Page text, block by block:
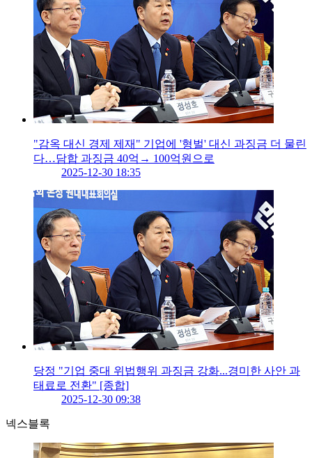
"감옥 대신 경제 제재" 기업에 '형벌' 대신 과징금 더 물린
다…담합 과징금 40억→ 100억원으로
2025-12-30 18:35
당정 "기업 중대 위법행위 과징금 강화...경미한 사안 과
태료로 전환" [종합]
2025-12-30 09:38
넥스블록